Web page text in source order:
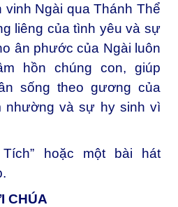
vinh Ngài qua Thánh Thể
liêng của tình yêu và sự
ân phước của Ngài luôn
hồn chúng con, giúp
sống theo gương của
nhường và sự hy sinh vì
hoặc một bài hát
CHÚA